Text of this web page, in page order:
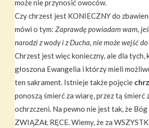
może nie przynosić owoców.
Czy chrzest jest KONIECZNY do
mówi o tym: Zaprawdę powiadam wam,
narodzi z wody i z Ducha, nie może wejść
Chrzest jest więc konieczny, ale dla tych,
głoszona Ewangelia i którzy mieli
ten sakrament. Istnieje także pojęcie
ponoszą śmierć za wiarę, przez tą śmierć
ochrzczeni. Na pewno nie jest tak, że Bóg
ZWIĄZAŁ RĘCE. Wiemy, że za